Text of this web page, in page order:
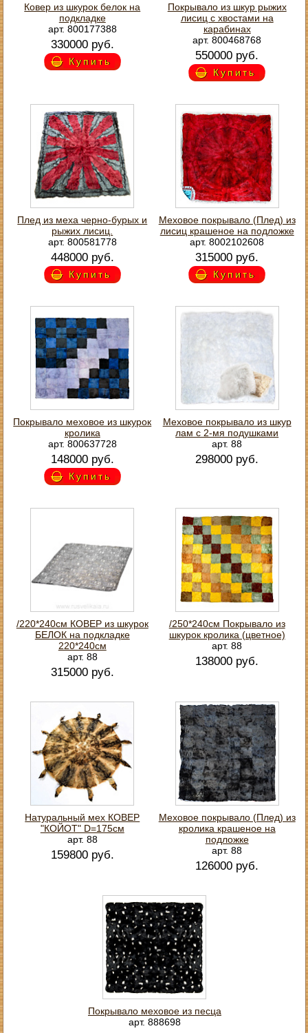
Ковер из шкурок белок на
подкладке
арт. 800177388
330000 руб.
Купить
Покрывало из шкур рыжих
лисиц с хвостами на
карабинах
арт. 800468768
550000 руб.
Купить
Плед из меха черно-бурых и
рыжих лисиц.
арт. 800581778
448000 руб.
Купить
Меховое покрывало (Плед) из
лисиц крашеное на подложке
арт. 8002102608
315000 руб.
Купить
Покрывало меховое из шкурок
кролика
арт. 800637728
148000 руб.
Купить
Меховое покрывало из шкур
лам с 2-мя подушками
арт. 88
298000 руб.
/220*240см КОВЕР из шкурок
БЕЛОК на подкладке
220*240см
арт. 88
315000 руб.
/250*240см Покрывало из
шкурок кролика (цветное)
арт. 88
138000 руб.
Натуральный мех КОВЕР
"КОЙОТ" D=175см
арт. 88
159800 руб.
Меховое покрывало (Плед) из
кролика крашеное на
подложке
арт. 88
126000 руб.
Покрывало меховое из песца
арт. 888698